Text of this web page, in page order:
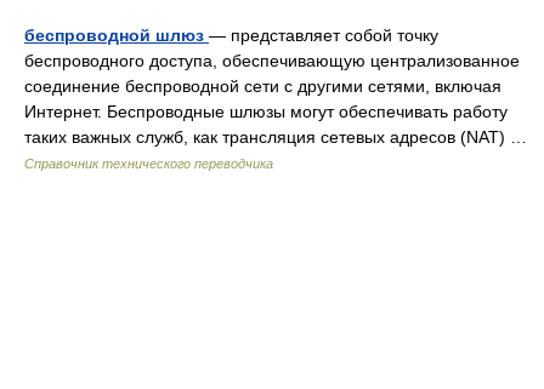
беспроводной шлюз — представляет собой точку
беспроводного доступа, обеспечивающую централизованное
соединение беспроводной сети с другими сетями, включая
Интернет. Беспроводные шлюзы могут обеспечивать работу
таких важных служб, как трансляция сетевых адресов (NAT) …
Справочник технического переводчика